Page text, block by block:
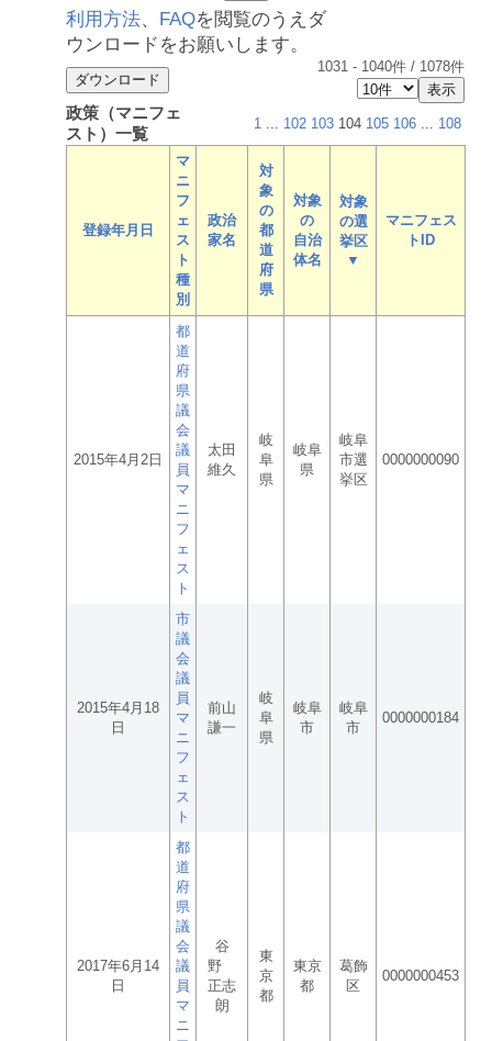
利用方法、 FAQを閲覧のうえダ
ウンロードをお願いします。
1031 - 1040件 / 1078件
政策（マニフェ
スト）一覧
1 ... 102 103 104 105 106 ... 108
登録年月日
マ
ニ
フ
ェ
ス
ト
種
別
政治
家名
対
象
の
都
道
府
県
対象
の
自治
体名
対象
の選
挙区
▼
マニフェス
トID
2015年4月2日
都
道
府
県
議
会
議
員
マ
ニ
フ
ェ
ス
ト
太田
維久
岐
阜
県
岐阜
県
岐阜
市選
挙区
0000000090
2015年4月18
日
市
議
会
議
員
マ
ニ
フ
ェ
ス
ト
前山
謙一
岐
阜
県
岐阜
市
岐阜
市
0000000184
2017年6月14
日
都
道
府
県
議
会
議
員
マ
ニ
谷
野
正志
朗
東
京
都
東京
都
葛飾
区
0000000453